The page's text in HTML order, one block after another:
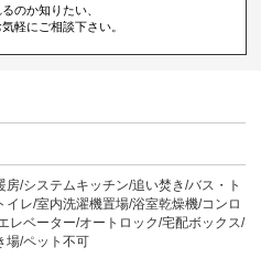
のか知りたい、
軽にご相談下さい。
房/システムキッチン/追い焚き/バス・ト
イレ/室内洗濯機置場/浴室乾燥機/コンロ
レベーター/オートロック/宅配ボックス/
場/ペット不可